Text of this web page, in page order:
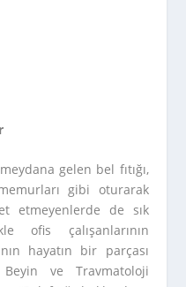
gelen bel fıtığı,
gibi oturarak
etmeyenlerde de sık
ofis çalışanlarının
hayatın bir parçası
ve Travmatoloji